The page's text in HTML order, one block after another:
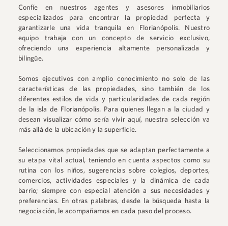
Confíe en nuestros agentes y asesores inmobiliarios
especializados para encontrar la propiedad perfecta y
garantizarle una vida tranquila en Florianópolis. Nuestro
equipo trabaja con un concepto de servicio exclusivo,
ofreciendo una experiencia altamente personalizada y
bilingüe.
Somos ejecutivos con amplio conocimiento no solo de las
características de las propiedades, sino también de los
diferentes estilos de vida y particularidades de cada región
de la isla de Florianópolis. Para quienes llegan a la ciudad y
desean visualizar cómo sería vivir aquí, nuestra selección va
más allá de la ubicación y la superficie.
Seleccionamos propiedades que se adaptan perfectamente a
su etapa vital actual, teniendo en cuenta aspectos como su
rutina con los niños, sugerencias sobre colegios, deportes,
comercios, actividades especiales y la dinámica de cada
barrio; siempre con especial atención a sus necesidades y
preferencias. En otras palabras, desde la búsqueda hasta la
negociación, le acompañamos en cada paso del proceso.